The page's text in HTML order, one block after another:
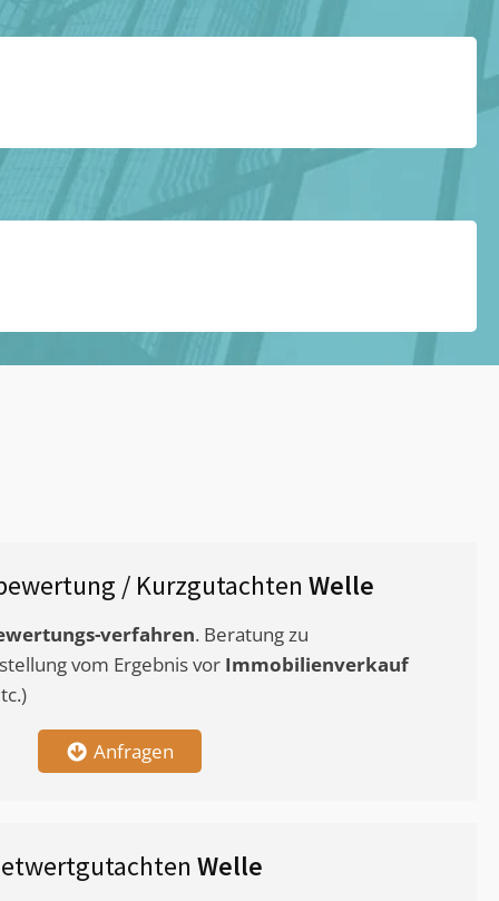
/ Kurzgutachten Welle
verfahren. Beratung zu
vom Ergebnis vor Immobilienverkauf
Anfragen
Welle